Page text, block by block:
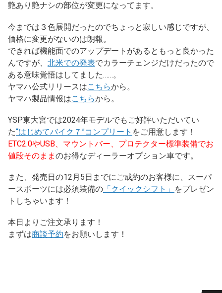
艶あり艶ナシの部位が変更になってます。
今までは３色展開だったのでちょっと寂しい感じですが、
価格に変更がないのは朗報。
できれば機能面でのアップデートがあるともっと良かった
んですが、 北米での発表でカラーチェンジだけだったので
ある意味覚悟はしてました……。
ヤマハ公式リリースはこちらから。
ヤマハ製品情報はこちらから。
YSP東大宮では2024年モデルでもご好評いただいてい
た“はじめてバイク７”コンプリート をご用意します！
ETC2.0やUSB、マウントバー、プロテクター標準装備でお
値段そのまま のお得なディーラーオプション車です。
また、発売日の12月5日までにご成約のお客様に、スーパ
ースポーツには必須装備の 「クイックシフト」 をプレゼン
トしちゃいます！
本日よりご注文承ります！
まずは商談予約をお願いします！